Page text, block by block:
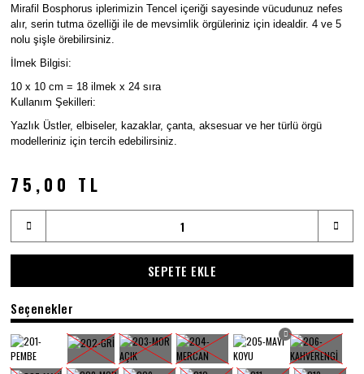
Mirafil Bosphorus iplerimizin Tencel içeriği sayesinde vücudunuz nefes
alır, serin tutma özelliği ile de mevsimlik örgüleriniz için idealdir. 4 ve 5
nolu şişle örebilirsiniz.
İlmek Bilgisi:
10 x 10 cm = 18 ilmek x 24 sıra
Kullanım Şekilleri:
Yazlık Üstler, elbiseler, kazaklar, çanta, aksesuar ve her türlü örgü
modelleriniz için tercih edebilirsiniz.
75,00 TL
SEPETE EKLE
Seçenekler